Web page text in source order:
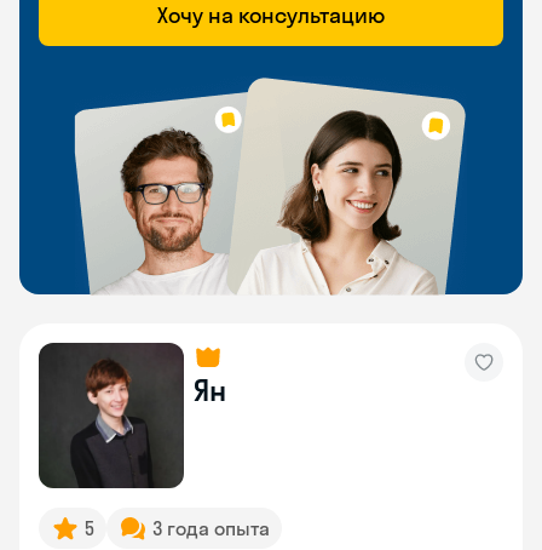
Хочу на консультацию
Ян
5 3 года опыта